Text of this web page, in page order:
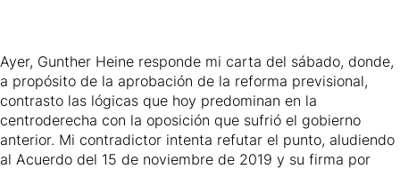
Ayer, Gunther Heine responde mi carta del sábado, donde,
a propósito de la aprobación de la reforma previsional,
contrasto las lógicas que hoy predominan en la
centroderecha con la oposición que sufrió el gobierno
anterior. Mi contradictor intenta refutar el punto, aludiendo
al Acuerdo del 15 de noviembre de 2019 y su firma por